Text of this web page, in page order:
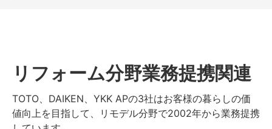
リフォーム分野業務提携関連
TOTO、DAIKEN、YKK APの3社はお客様の暮らしの価
値向上を目指して、リモデル分野で2002年から業務提携